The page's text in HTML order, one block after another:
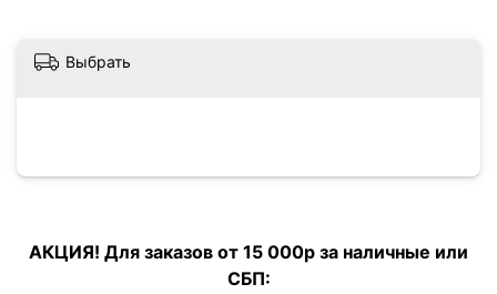
Выбрать
АКЦИЯ! Для заказов от 15 000р за наличные или
СБП: